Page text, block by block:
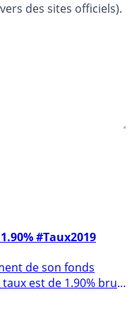
des sites officiels).
de son fonds
est de 1.90% brut,